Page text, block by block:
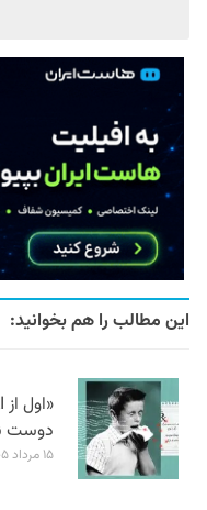
این مطالب را هم بخوانید:
دوست
۱۵ مرداد ۱۴۰۵